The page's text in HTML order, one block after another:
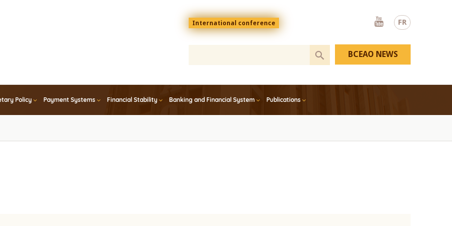
FR
Menu
top
En
International conference
Youtube
Policy Payment Systems Financial Stability Banking and Financial System Publications
BCEAO NEWS